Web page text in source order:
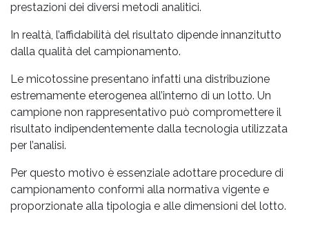
prestazioni dei diversi metodi analitici.
In realtà, l’affidabilità del risultato dipende innanzitutto
dalla qualità del campionamento.
Le micotossine presentano infatti una distribuzione
estremamente eterogenea all’interno di un lotto. Un
campione non rappresentativo può compromettere il
risultato indipendentemente dalla tecnologia utilizzata
per l’analisi.
Per questo motivo è essenziale adottare procedure di
campionamento conformi alla normativa vigente e
proporzionate alla tipologia e alle dimensioni del lotto.